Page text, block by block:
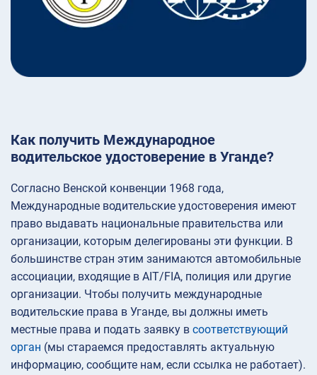
Как получить Международное
водительское удостоверение в Уганде?
Согласно Венской конвенции 1968 года,
Международные водительские удостоверения имеют
право выдавать национальные правительства или
организации, которым делегированы эти функции. В
большинстве стран этим занимаются автомобильные
ассоциации, входящие в AIT/FIA, полиция или другие
организации. Чтобы получить международные
водительские права в Уганде, вы должны иметь
местные права и подать заявку в соответствующий
орган (мы стараемся предоставлять актуальную
информацию, сообщите нам, если ссылка не работает).